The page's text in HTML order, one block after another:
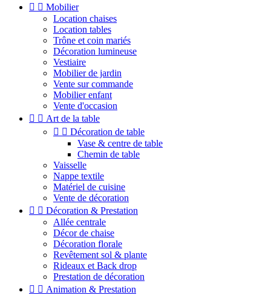
  Mobilier
Location chaises
Location tables
Trône et coin mariés
Décoration lumineuse
Vestiaire
Mobilier de jardin
Vente sur commande
Mobilier enfant
Vente d'occasion
  Art de la table
  Décoration de table
Vase & centre de table
Chemin de table
Vaisselle
Nappe textile
Matériel de cuisine
Vente de décoration
  Décoration & Prestation
Allée centrale
Décor de chaise
Décoration florale
Revêtement sol & plante
Rideaux et Back drop
Prestation de décoration
  Animation & Prestation